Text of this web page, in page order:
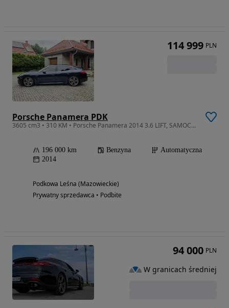
Porsche Panamera PDK
3605 cm3 • 310 KM • Porsche Panamera 2014 3.6 LIFT, SAMOCHÓD 100% bezwypadkowy
196 000 km Benzyna
Automatyczna
2014
Podkowa Leśna (Mazowieckie)
Prywatny sprzedawca • Podbite
114 999 PLN
94 000 PLN
W granicach średniej